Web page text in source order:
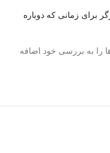
برای زمانی که دوباره
را به بررسی خود اضافه